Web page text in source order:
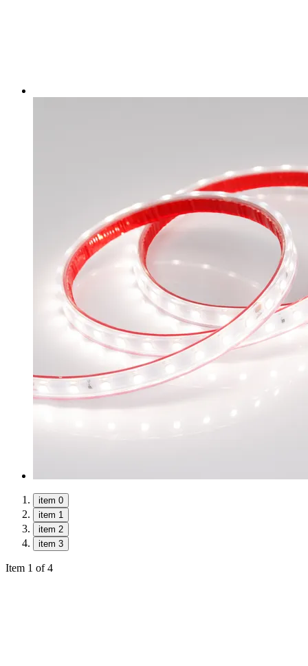
item 0
item 1
item 2
item 3
Item 1 of 4